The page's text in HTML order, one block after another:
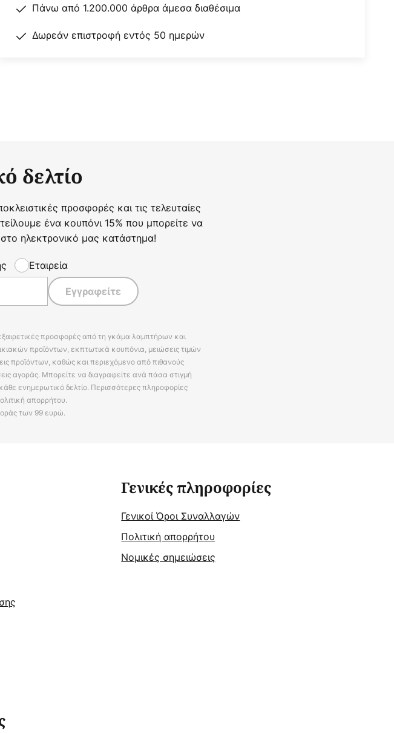
Πάνω από 1.200.000 άρθρα άμεσα διαθέσιμα
Δωρεάν επιστροφή εντός 50 ημερών
δελτίο
προσφορές και τις τελευταίες
ένα κουπόνι 15% που μπορείτε να
ηλεκτρονικό μας κατάστημα!
Εταιρεία
Εγγραφείτε
προσφορές από τη γκάμα λαμπτήρων και
προϊόντων, εκπτωτικά κουπόνια, μειώσεις τιμών
προϊόντων, καθώς και περιεχόμενο από πιθανούς
αγοράς. Μπορείτε να διαγραφείτε ανά πάσα στιγμή
ενημερωτικό δελτίο. Περισσότερες πληροφορίες
απορρήτου.
των 99 ευρώ.
Γενικές πληροφορίες
Γενικοί Όροι Συναλλαγών
Πολιτική απορρήτου
Νομικές σημειώσεις